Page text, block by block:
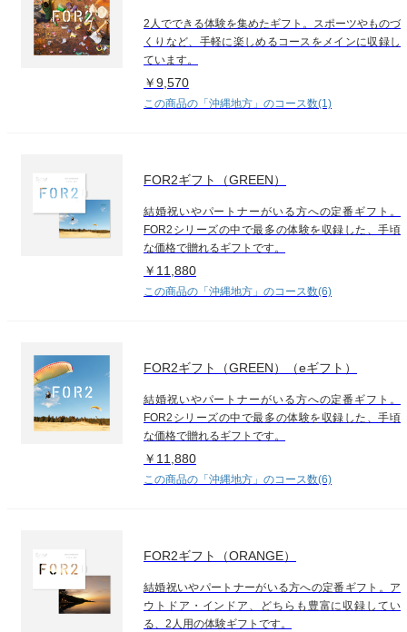
2人でできる体験を集めたギフト。スポーツやものづ
くりなど、手軽に楽しめるコースをメインに収録し
ています。
￥9,570
この商品の「沖縄地方」のコース数(1)
FOR2ギフト（GREEN）
結婚祝いやパートナーがいる方への定番ギフト。
FOR2シリーズの中で最多の体験を収録した、手頃
な価格で贈れるギフトです。
￥11,880
この商品の「沖縄地方」のコース数(6)
FOR2ギフト（GREEN）（eギフト）
結婚祝いやパートナーがいる方への定番ギフト。
FOR2シリーズの中で最多の体験を収録した、手頃
な価格で贈れるギフトです。
￥11,880
この商品の「沖縄地方」のコース数(6)
FOR2ギフト（ORANGE）
結婚祝いやパートナーがいる方への定番ギフト。ア
ウトドア・インドア、どちらも豊富に収録してい
る、2人用の体験ギフトです。